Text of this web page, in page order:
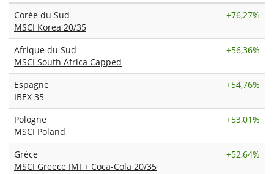
Corée du Sud
MSCI Korea 20/35
+76,27%
Afrique du Sud
MSCI South Africa Capped
+56,36%
Espagne
IBEX 35
+54,76%
Pologne
MSCI Poland
+53,01%
Grèce
MSCI Greece IMI + Coca-Cola 20/35
+52,64%